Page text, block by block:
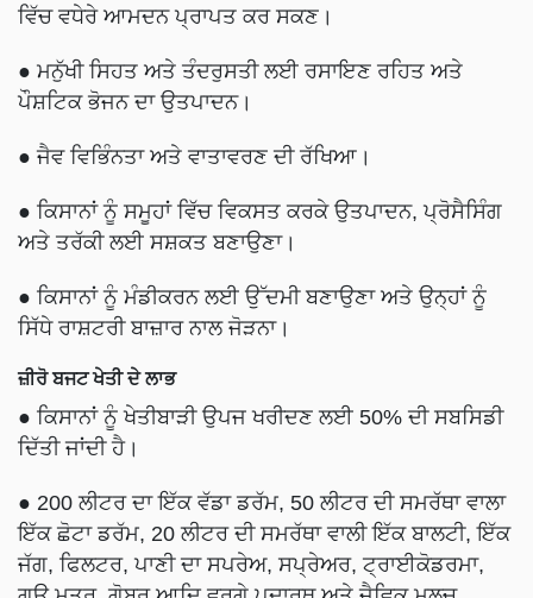
ਵਿੱਚ ਵਧੇਰੇ ਆਮਦਨ ਪ੍ਰਾਪਤ ਕਰ ਸਕਣ।
● ਮਨੁੱਖੀ ਸਿਹਤ ਅਤੇ ਤੰਦਰੁਸਤੀ ਲਈ ਰਸਾਇਣ ਰਹਿਤ ਅਤੇ
ਪੌਸ਼ਟਿਕ ਭੋਜਨ ਦਾ ਉਤਪਾਦਨ।
●ਜੈਵ ਵਿਭਿੰਨਤਾ ਅਤੇ ਵਾਤਾਵਰਣ ਦੀ ਰੱਖਿਆ।
● ਕਿਸਾਨਾਂ ਨੂੰ ਸਮੂਹਾਂ ਵਿੱਚ ਵਿਕਸਤ ਕਰਕੇ ਉਤਪਾਦਨ, ਪ੍ਰੋਸੈਸਿੰਗ
ਅਤੇ ਤਰੱਕੀ ਲਈ ਸਸ਼ਕਤ ਬਣਾਉਣਾ।
● ਕਿਸਾਨਾਂ ਨੂੰ ਮੰਡੀਕਰਨ ਲਈ ਉੱਦਮੀ ਬਣਾਉਣਾ ਅਤੇ ਉਨ੍ਹਾਂ ਨੂੰ
ਸਿੱਧੇ ਰਾਸ਼ਟਰੀ ਬਾਜ਼ਾਰ ਨਾਲ ਜੋੜਨਾ।
ਜ਼ੀਰੋ ਬਜਟ ਖੇਤੀ ਦੇ ਲਾਭ
● ਕਿਸਾਨਾਂ ਨੂੰ ਖੇਤੀਬਾੜੀ ਉਪਜ ਖਰੀਦਣ ਲਈ 50% ਦੀ ਸਬਸਿਡੀ
ਦਿੱਤੀ ਜਾਂਦੀ ਹੈ।
● 200 ਲੀਟਰ ਦਾ ਇੱਕ ਵੱਡਾ ਡਰੱਮ, 50 ਲੀਟਰ ਦੀ ਸਮਰੱਥਾ ਵਾਲਾ
ਇੱਕ ਛੋਟਾ ਡਰੱਮ, 20 ਲੀਟਰ ਦੀ ਸਮਰੱਥਾ ਵਾਲੀ ਇੱਕ ਬਾਲਟੀ, ਇੱਕ
ਜੱਗ, ਫਿਲਟਰ, ਪਾਣੀ ਦਾ ਸਪਰੇਅ, ਸਪ੍ਰੇਅਰ, ਟ੍ਰਾਈਕੋਡਰਮਾ,